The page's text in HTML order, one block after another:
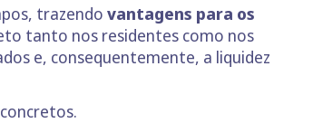
trazendo vantagens para os
tanto nos residentes como nos
e, consequentemente, a liquidez